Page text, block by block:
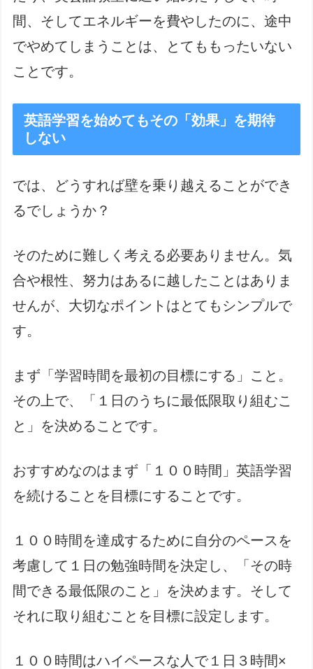
間、そしてエネルギーを費やしたのに、途中
でやめてしまうことは、とてももったいない
ことです。
英語学習を始めてもその「効果」を期待
しない
では、どうすれば壁を乗り越えることができ
るでしょうか？
そのために難しく考える必要ありません。気
合や根性、努力はあるに越したことはありま
せんが、大切なポイントはとてもシンプルで
す。
まず「学習時間を最初の目標にする」こと。
その上で、「１日のうちに最低限取り組むこ
と」を決めることです。
おすすめなのはまず「１００時間」英語学習
を続けることを目標にすることです。
１００時間を達成するために自分のペースを
考慮して１日の勉強時間を決定し、「その時
間できる最低限のこと」を決めます。そして
それに取り組むことを目標に設定します。
１００時間はハイペースな人で１日３時間×